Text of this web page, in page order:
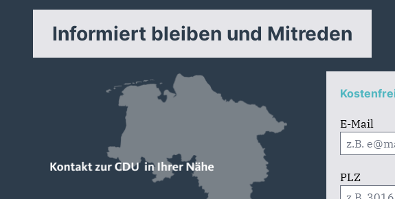
Informiert bleiben und Mitreden
E-Mail
PLZ